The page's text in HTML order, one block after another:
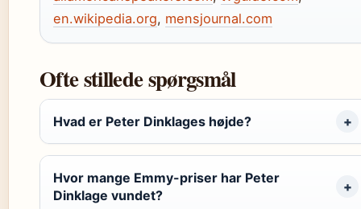
en.wikipedia.org, mensjournal.com
Ofte stillede spørgsmål
Hvad er Peter Dinklages højde?
Hvor mange Emmy-priser har Peter
Dinklage vundet?